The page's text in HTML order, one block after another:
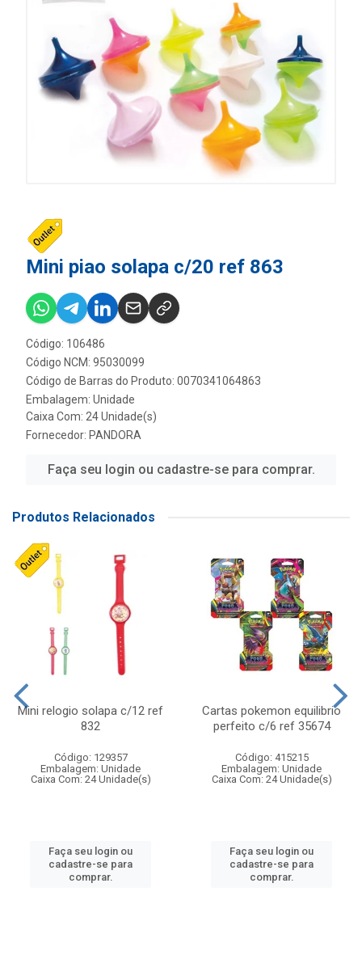
Mini piao solapa c/20 ref 863
Código: 106486
Código NCM: 95030099
Código de Barras do Produto: 0070341064863
Embalagem: Unidade
Caixa Com: 24 Unidade(s)
Fornecedor: PANDORA
Faça seu login ou cadastre-se para comprar.
Produtos Relacionados
Mini relogio solapa c/12 ref
832
Código: 129357
Embalagem: Unidade
Caixa Com: 24 Unidade(s)
Faça seu login ou
cadastre-se para
comprar.
Cartas pokemon equilibrio
perfeito c/6 ref 35674
Código: 415215
Embalagem: Unidade
Caixa Com: 24 Unidade(s)
Faça seu login ou
cadastre-se para
comprar.